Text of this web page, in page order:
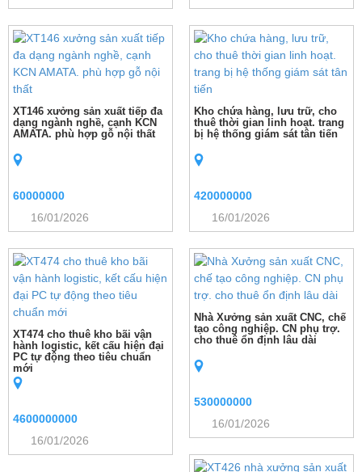
XT146 xưởng sản xuất tiếp đa
dạng ngành nghề, cạnh KCN
AMATA. phù hợp gỗ nội thất
60000000
16/01/2026
Kho chứa hàng, lưu trữ, cho
thuê thời gian linh hoạt. trang
bị hệ thống giám sát tân tiến
420000000
16/01/2026
XT474 cho thuê kho bãi vận
hành logistic, kết cấu hiện đại
PC tự động theo tiêu chuẩn
mới
4600000000
16/01/2026
Nhà Xưởng sản xuất CNC, chế
tạo công nghiệp. CN phụ trợ.
cho thuê ổn định lâu dài
530000000
16/01/2026